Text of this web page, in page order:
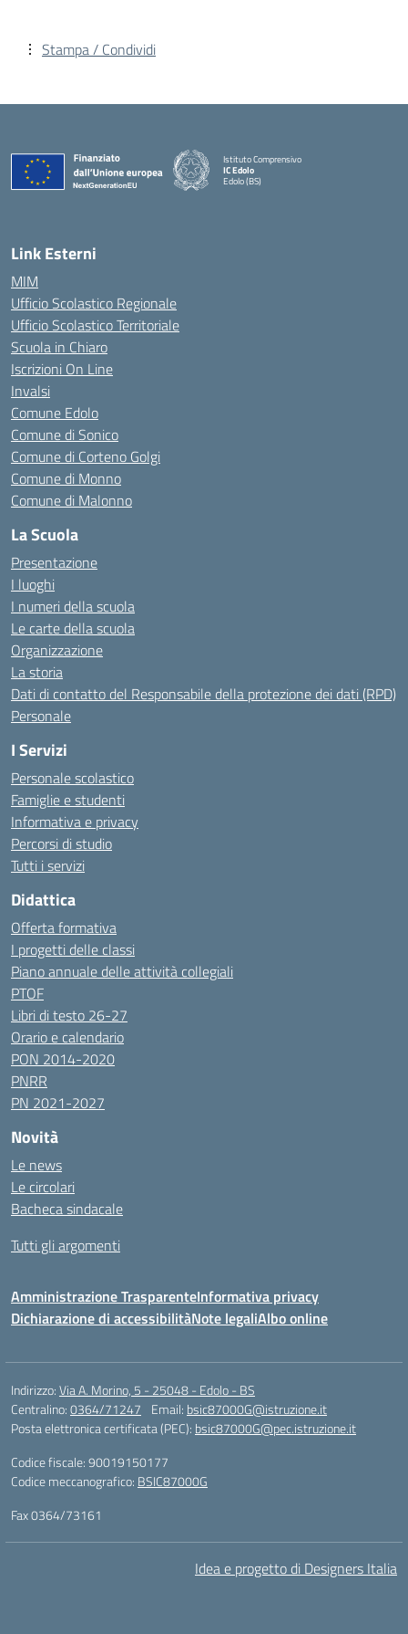
Stampa / Condividi
Istituto Comprensivo
IC Edolo
Edolo (BS)
Link Esterni
MIM
Ufficio Scolastico Regionale
Ufficio Scolastico Territoriale
Scuola in Chiaro
Iscrizioni On Line
Invalsi
Comune Edolo
Comune di Sonico
Comune di Corteno Golgi
Comune di Monno
Comune di Malonno
La Scuola
Presentazione
I luoghi
I numeri della scuola
Le carte della scuola
Organizzazione
La storia
Dati di contatto del Responsabile della protezione dei dati (RPD)
Personale
I Servizi
Personale scolastico
Famiglie e studenti
Informativa e privacy
Percorsi di studio
Tutti i servizi
Didattica
Offerta formativa
I progetti delle classi
Piano annuale delle attività collegiali
PTOF
Libri di testo 26-27
Orario e calendario
PON 2014-2020
PNRR
PN 2021-2027
Novità
Le news
Le circolari
Bacheca sindacale
Tutti gli argomenti
Amministrazione TrasparenteInformativa privacy
Dichiarazione di accessibilitàNote legaliAlbo online
Indirizzo:Via A. Morino, 5 - 25048 - Edolo - BS
Centralino:0364/71247 Email: bsic87000G@istruzione.it
Posta elettronica certificata (PEC): bsic87000G@pec.istruzione.it
Codice fiscale: 90019150177
Codice meccanografico: BSIC87000G
Fax 0364/73161
Idea e progetto di Designers Italia